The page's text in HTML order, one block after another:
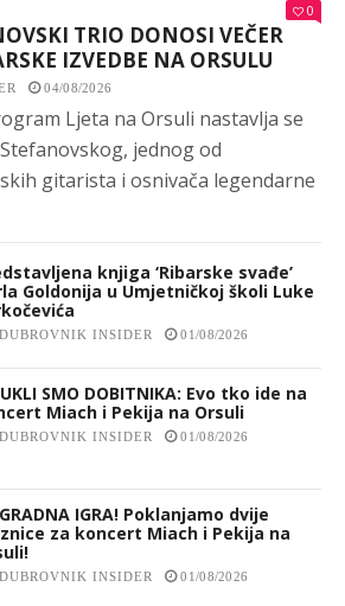
0
TRIO DONOSI VEČER
IZVEDBE NA ORSULU
04/08/2026
Ljeta na Orsuli nastavlja se
jednog od
gitarista i osnivača legendarne
knjiga ‘Ribarske svađe’
Goldonija u Umjetničkoj školi Luke
DUBROVNIK INSIDER 01/08/2026
SMO DOBITNIKA: Evo tko ide na
Miach i Pekija na Orsuli
DUBROVNIK INSIDER 01/08/2026
IGRA! Poklanjamo dvije
za koncert Miach i Pekija na
DUBROVNIK INSIDER 01/08/2026